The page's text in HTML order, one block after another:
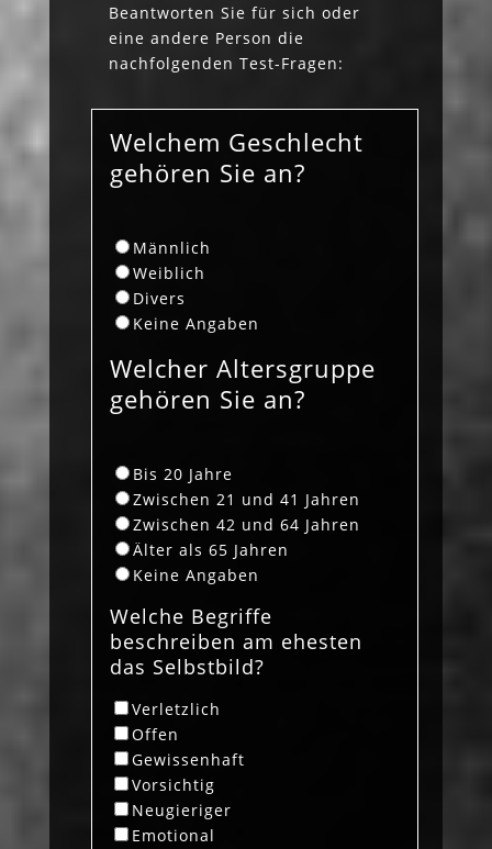
Beantworten Sie für sich oder
eine andere Person die
nachfolgenden Test-Fragen:
Welchem Geschlecht
gehören Sie an?
Männlich
Weiblich
Divers
Keine Angaben
Welcher Altersgruppe
gehören Sie an?
Bis 20 Jahre
Zwischen 21 und 41 Jahren
Zwischen 42 und 64 Jahren
Älter als 65 Jahren
Keine Angaben
Welche Begriffe
beschreiben am ehesten
das Selbstbild?
Verletzlich
Offen
Gewissenhaft
Vorsichtig
Neugieriger
Emotional